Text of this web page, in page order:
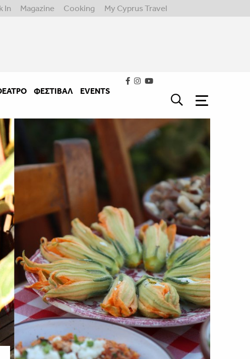
In Magazine Cooking My Cyprus Travel
ΦΕΣΤΙΒΑΛ
EVENTS